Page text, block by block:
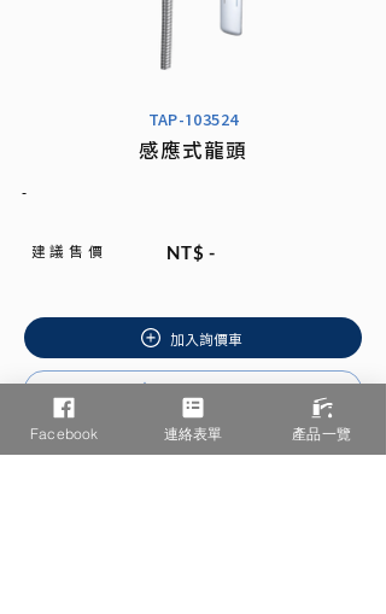
TAP-103524
感應式龍頭
-
建 議 售 價 NT$ -
加入詢價車
安裝說明書
Facebook 連絡表單 產品一覽